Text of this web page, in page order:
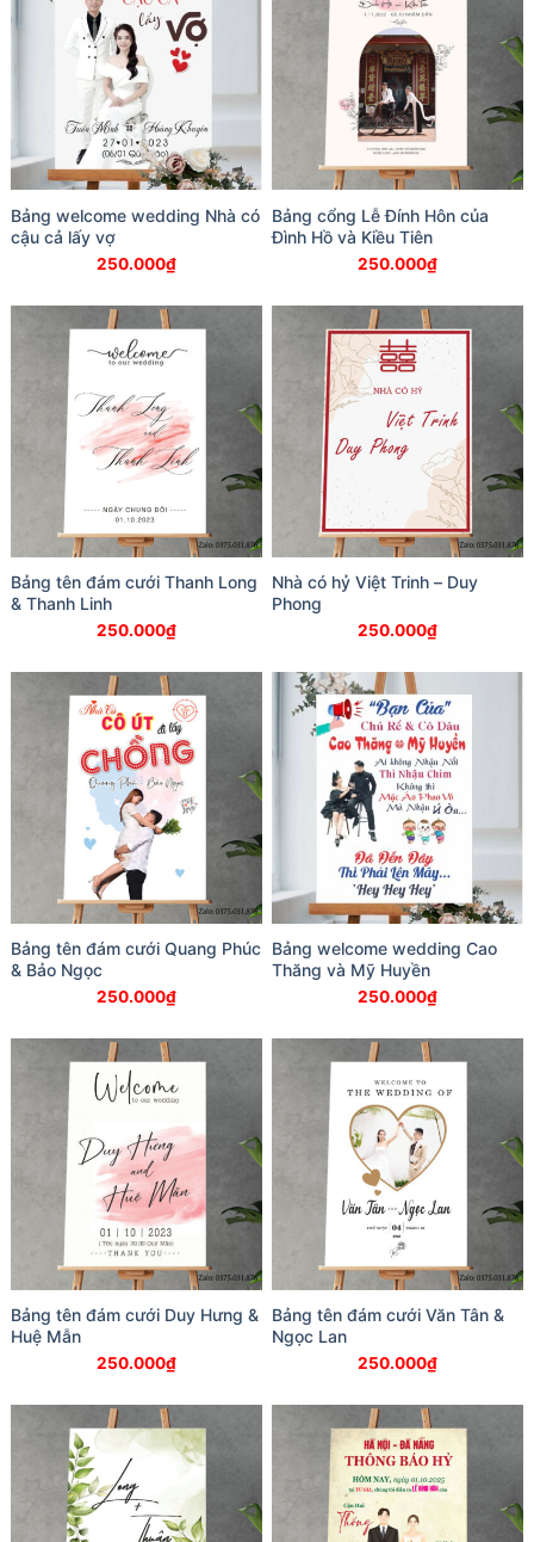
Bảng welcome wedding Nhà có
cậu cả lấy vợ
250.000₫
Bảng cổng Lễ Đính Hôn của
Đình Hồ và Kiều Tiên
250.000₫
Bảng tên đám cưới Thanh Long
& Thanh Linh
250.000₫
Nhà có hỷ Việt Trinh – Duy
Phong
250.000₫
Bảng tên đám cưới Quang Phúc
& Bảo Ngọc
250.000₫
Bảng welcome wedding Cao
Thăng và Mỹ Huyền
250.000₫
Bảng tên đám cưới Duy Hưng &
Huệ Mẫn
250.000₫
Bảng tên đám cưới Văn Tân &
Ngọc Lan
250.000₫